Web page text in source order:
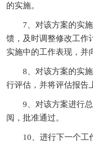
的实施。
7、对该方案的实
馈，及时调整修改工作
实施中的工作表现，并
8、对该方案的实
行评估，并将评估报告
9、对该方案进行
阅，批准通过。
10、进行下一个工